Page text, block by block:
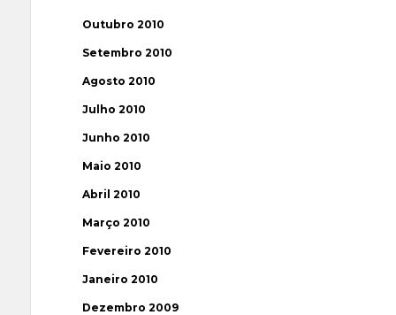
Outubro 2010
Setembro 2010
Agosto 2010
Julho 2010
Junho 2010
Maio 2010
Abril 2010
Março 2010
Fevereiro 2010
Janeiro 2010
Dezembro 2009